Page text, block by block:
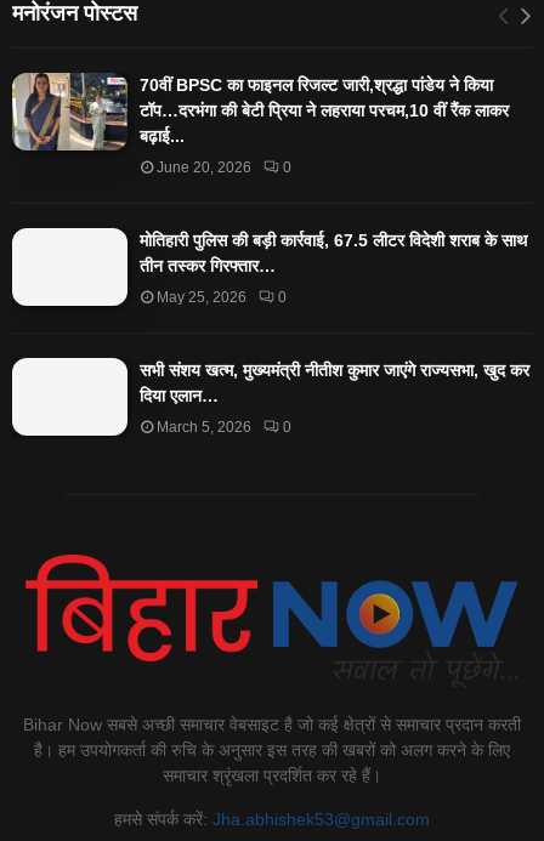
मनोरंजन पोस्टस
70वीं BPSC का फाइनल रिजल्ट जारी,श्रद्धा पांडेय ने किया
टॉप…दरभंगा की बेटी प्रिया ने लहराया परचम,10 वीं रैंक लाकर
बढ़ाई...
June 20, 2026 0
मोतिहारी पुलिस की बड़ी कार्रवाई, 67.5 लीटर विदेशी शराब के साथ
तीन तस्कर गिरफ्तार…
May 25, 2026 0
सभी संशय खत्म, मुख्यमंत्री नीतीश कुमार जाएंगे राज्यसभा, खुद कर
दिया एलान…
March 5, 2026 0
Bihar Now सबसे अच्छी समाचार वेबसाइट है जो कई क्षेत्रों से समाचार प्रदान करती
है। हम उपयोगकर्ता की रुचि के अनुसार इस तरह की खबरों को अलग करने के लिए
समाचार श्रृंखला प्रदर्शित कर रहे हैं।
हमसे संपर्क करें: Jha.abhishek53@gmail.com